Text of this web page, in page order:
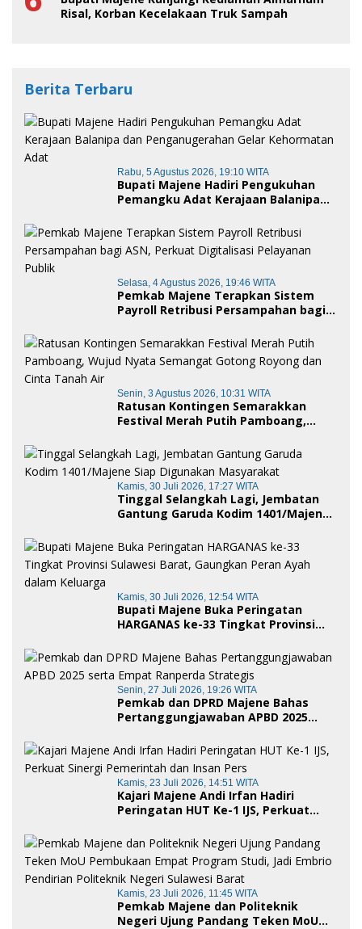
Risal, Korban Kecelakaan Truk Sampah
Berita Terbaru
Rabu, 5 Agustus 2026, 19:10 WITA
Bupati Majene Hadiri Pengukuhan
Pemangku Adat Kerajaan Balanipa
Kehormatan Adat
Selasa, 4 Agustus 2026, 19:46 WITA
Pemkab Majene Terapkan Sistem
Payroll Retribusi Persampahan bagi
Publik
Senin, 3 Agustus 2026, 10:31 WITA
Ratusan Kontingen Semarakkan
Festival Merah Putih Pamboang,
Royong dan Cinta Tanah Air
Kamis, 30 Juli 2026, 17:27 WITA
Tinggal Selangkah Lagi, Jembatan
Gantung Garuda Kodim 1401/Majene
Kamis, 30 Juli 2026, 12:54 WITA
Bupati Majene Buka Peringatan
HARGANAS ke-33 Tingkat Provinsi
Ayah dalam Keluarga
Senin, 27 Juli 2026, 19:26 WITA
Pemkab dan DPRD Majene Bahas
Pertanggungjawaban APBD 2025
Kamis, 23 Juli 2026, 14:51 WITA
Kajari Majene Andi Irfan Hadiri
Peringatan HUT Ke-1 IJS, Perkuat
Kamis, 23 Juli 2026, 11:45 WITA
Pemkab Majene dan Politeknik
Negeri Ujung Pandang Teken MoU